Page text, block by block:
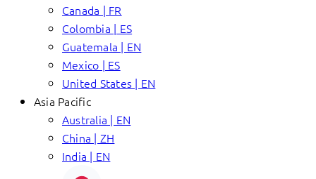
Canada | FR
Colombia | ES
Guatemala | EN
Mexico | ES
United States | EN
Asia Pacific
Australia | EN
China | ZH
India | EN